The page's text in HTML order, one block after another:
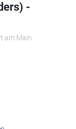
-
am Main